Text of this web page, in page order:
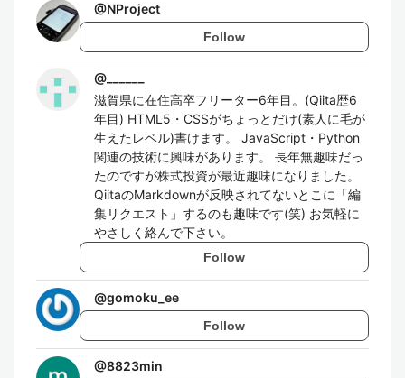
@NProject
Follow
@
滋賀県に在住高卒フリーター6年目。(Qiita歴6
年目) HTML5・CSSがちょっとだけ(素人に毛が
生えたレベル)書けます。 JavaScript・Python
関連の技術に興味があります。 長年無趣味だっ
たのですが株式投資が最近趣味になりました。
QiitaのMarkdownが反映されてないとこに「編
集リクエスト」するのも趣味です(笑) お気軽に
やさしく絡んで下さい。
Follow
@gomoku_ee
Follow
@8823min